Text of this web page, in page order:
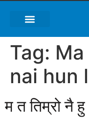
Tag:
nai hun
म त तिम्रो नै हु